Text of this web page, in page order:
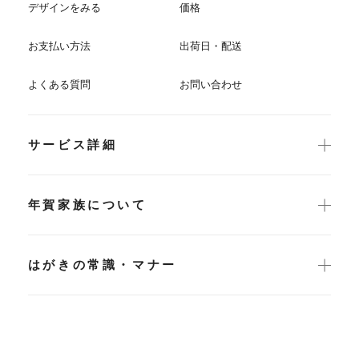
デザインをみる 価格
お支払い方法 出荷日・配送
よくある質問 お問い合わせ
サービス詳細
年賀家族について
はがきの常識・マナー